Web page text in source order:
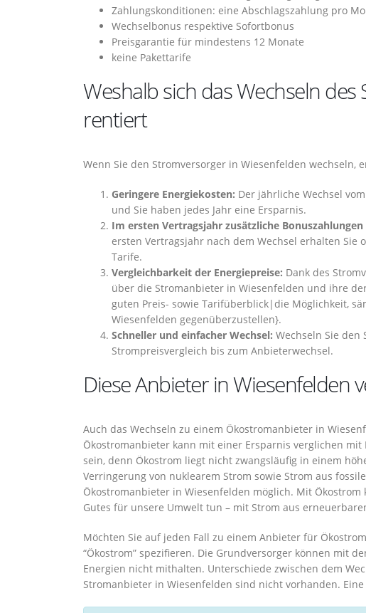
Zahlungskonditionen: eine Abschlagszahlung pro
Wechselbonus respektive Sofortbonus
Preisgarantie für mindestens 12 Monate
keine Pakettarife
Weshalb sich das Wechseln
rentiert
Wenn Sie den Stromversorger in Wiesenfelden wechseln,
Geringere Energiekosten: Der jährliche Wechsel
und Sie haben jedes Jahr eine Ersparnis.
Im ersten Vertragsjahr zusätzliche
ersten Vertragsjahr nach dem Wechsel erhalten
Tarife.
Vergleichbarkeit der Energiepreise: Dank des
über die Stromanbieter in Wiesenfelden und ihre
guten Preis- sowie Tarifüberblick|die Möglichkeit,
Wiesenfelden gegenüberzustellen}.
Schneller und einfacher Wechsel: Wechseln Sie
Strompreisvergleich bis zum Anbieterwechsel.
Diese Anbieter in Wiesenfelden
Auch das Wechseln zu einem Ökostromanbieter in
Ökostromanbieter kann mit einer Ersparnis verglichen
sein, denn Ökostrom liegt nicht zwangsläufig in einem
Verringerung von nuklearem Strom sowie Strom aus
Ökostromanbieter in Wiesenfelden möglich. Mit
Gutes für unsere Umwelt tun – mit Strom aus
Möchten Sie auf jeden Fall zu einem Anbieter für
“Ökostrom” spezifieren. Die Grundversorger können mit
Energien nicht mithalten. Unterschiede zwischen dem
Stromanbieter in Wiesenfelden sind nicht vorhanden.